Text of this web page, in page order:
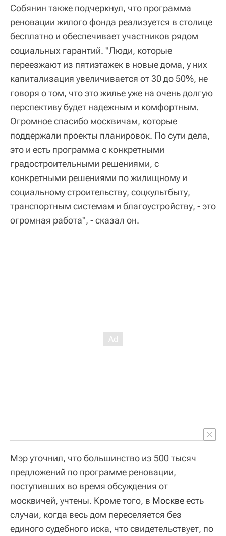
Собянин также подчеркнул, что программа
реновации жилого фонда реализуется в столице
бесплатно и обеспечивает участников рядом
социальных гарантий. "Люди, которые
переезжают из пятиэтажек в новые дома, у них
капитализация увеличивается от 30 до 50%, не
говоря о том, что это жилье уже на очень долгую
перспективу будет надежным и комфортным.
Огромное спасибо москвичам, которые
поддержали проекты планировок. По сути дела,
это и есть программа с конкретными
градостроительными решениями, с
конкретными решениями по жилищному и
социальному строительству, соцкультбыту,
транспортным системам и благоустройству, - это
огромная работа", - сказал он.
Мэр уточнил, что большинство из 500 тысяч
предложений по программе реновации,
поступивших во время обсуждения от
москвичей, учтены. Кроме того, в Москвеесть
случаи, когда весь дом переселяется без
единого судебного иска, что свидетельствует, по